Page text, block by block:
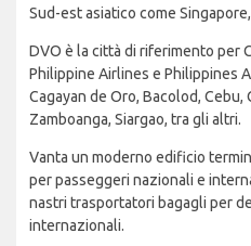
Sud-est asiatico come
DVO è la città di riferimento per
Philippine Airlines e Philippines
Cagayan de Oro, Bacolod, Cebu,
Zamboanga, Siargao, tra gli altri.
Vanta un moderno edificio
per passeggeri nazionali e
nastri trasportatori bagagli per
internazionali.